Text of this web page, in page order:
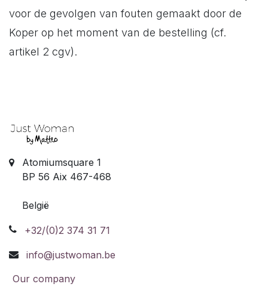
voor de gevolgen van fouten gemaakt door de
Koper op het moment van de bestelling (cf.
artikel 2 cgv).
Atomiumsquare 1
BP 56 Aix 467-468
België
+32/(0)2 374 31 71
info@justwoman.be
Our company